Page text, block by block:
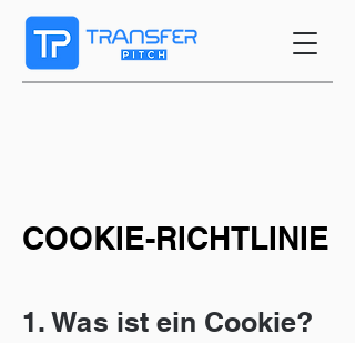
COOKIE-RICHTLINIE
1. Was ist ein Cookie?